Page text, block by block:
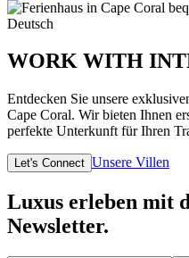
WORK WITH
Entdecken Sie unsere
Cape Coral. Wir bieten Ihnen
perfekte Unterkunft für Ihren
Let's Connect Unsere Villen
Luxus erleben mit
Newsletter.